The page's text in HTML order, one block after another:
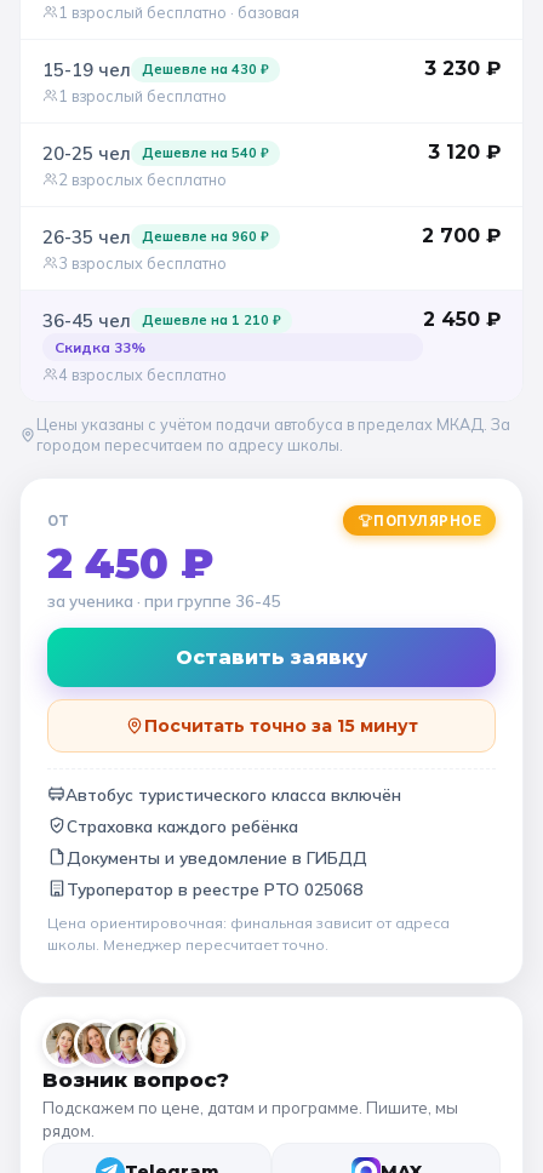
Подмосковье
Золотое кольцо
1 взрослый бесплатно · базовая
15-19 чел Дешевле на 430 ₽
1 взрослый бесплатно
3 230 ₽
20-25 чел Дешевле на 540 ₽
2 взрослых бесплатно
3 120 ₽
26-35 чел Дешевле на 960 ₽
3 взрослых бесплатно
2 700 ₽
36-45 чел
Скидка 33%
Дешевле на 1 210 ₽
4 взрослых бесплатно
2 450 ₽
Цены указаны с учётом подачи автобуса в пределах МКАД. За
городом пересчитаем по адресу школы.
ОТ ПОПУЛЯРНОЕ
2 450 ₽
за ученика · при группе 36-45
Оставить заявку
Посчитать точно за 15 минут
Автобус туристического класса включён
Страховка каждого ребёнка
Документы и уведомление в ГИБДД
Туроператор в реестре РТО 025068
Цена ориентировочная: финальная зависит от адреса
школы . Менеджер пересчитает точно.
Возник вопрос?
Подскажем по цене, датам и программе. Пишите, мы
рядом.